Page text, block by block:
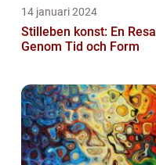
14 januari 2024
Stilleben konst: En Resa
Genom Tid och Form